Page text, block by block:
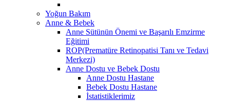
Yoğun Bakım
Anne & Bebek
Anne Sütünün Önemi ve Başarılı Emzirme
Eğitimi
ROP(Prematüre Retinopatisi Tanı ve Tedavi
Merkezi)
Anne Dostu ve Bebek Dostu
Anne Dostu Hastane
Bebek Dostu Hastane
İstatistiklerimiz